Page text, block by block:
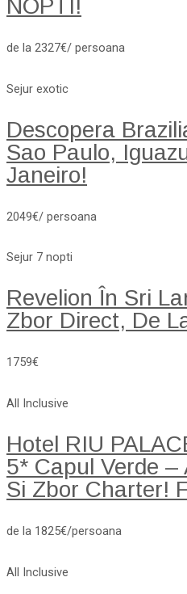
NOPTI!
de la 2327€/ persoana
Sejur exotic
Descopera
Sao Paulo,
Janeiro!
2049€/ persoana
Sejur 7 nopti
Revelion În Sri
Zbor Direct, De
1759€
All Inclusive
Hotel RIU
5* Capul Verde –
Si Zbor Charter!
de la 1825€/persoana
All Inclusive